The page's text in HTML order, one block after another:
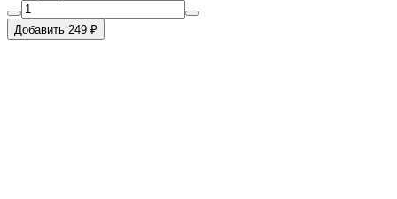
Добавить 249 ₽